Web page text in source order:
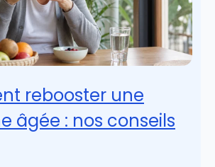
rebooster une
âgée : nos conseils